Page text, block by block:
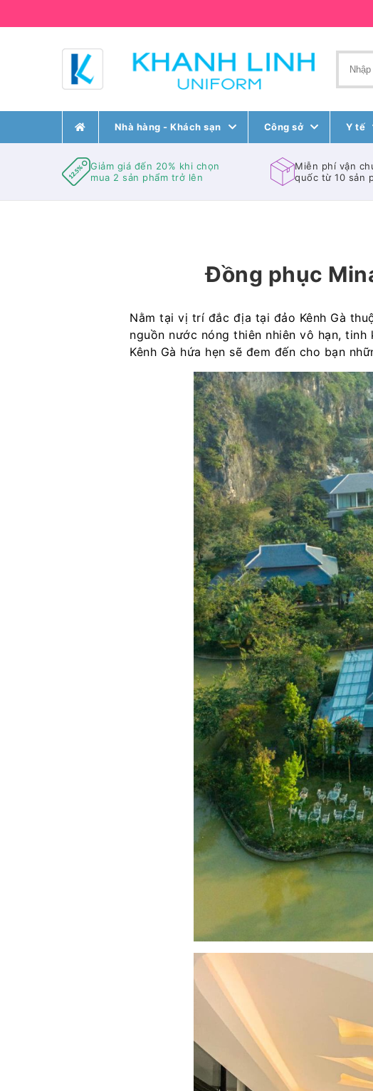
Nhà hàng - Khách sạn Công sở Y tế
Giảm giá đến 20% khi chọn
mua 2 sản phẩm trở lên
Miễn phí vận
quốc từ 10 sản
Đồng phục
Nằm tại vị trí đắc địa tại đảo Kênh Gà
nguồn nước nóng thiên nhiên vô hạn,
Kênh Gà hứa hẹn sẽ đem đến cho bạn